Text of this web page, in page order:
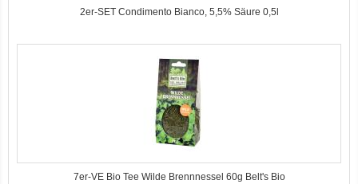
2er-SET Condimento Bianco, 5,5% Säure 0,5l
7er-VE Bio Tee Wilde Brennnessel 60g Belt's Bio